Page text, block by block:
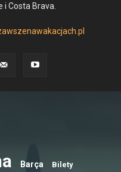
Costa Brava.
Barça Bilety